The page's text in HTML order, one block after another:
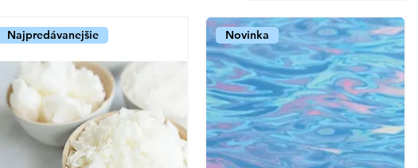
Najpredávanejšie Novinka